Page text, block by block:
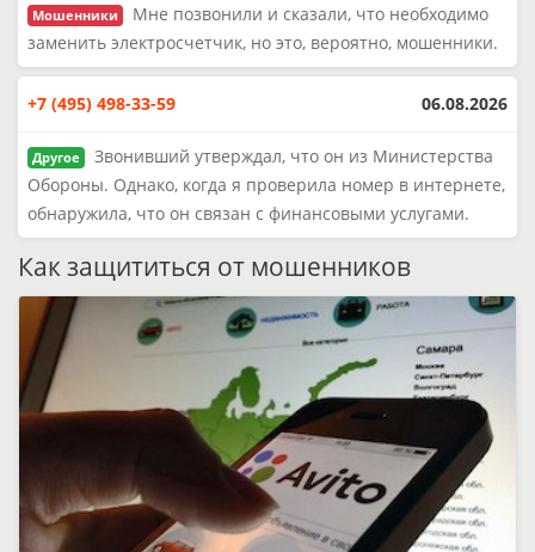
Мошенники
Мне позвонили и сказали, что необходимо
заменить электросчетчик, но это, вероятно, мошенники.
+7 (495) 498-33-59 06.08.2026
Другое
Звонивший утверждал, что он из Министерства
Обороны. Однако, когда я проверила номер в интернете,
обнаружила, что он связан с финансовыми услугами.
Как защититься от мошенников